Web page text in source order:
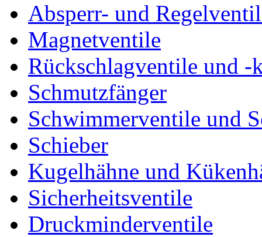
Absperr- und
Magnetventile
Rückschlagventile und -
Schmutzfänger
Schwimmerventile und
Schieber
Kugelhähne und
Sicherheitsventile
Druckminderventile